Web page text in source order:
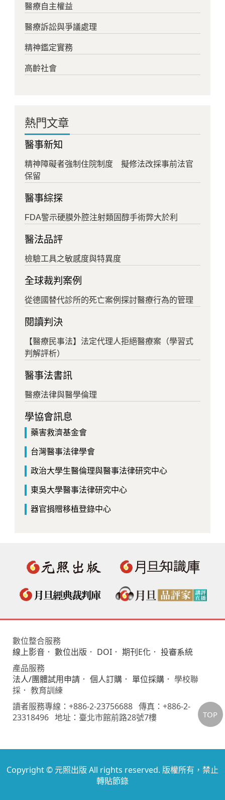
醫療自主權益
醫療訴訟與爭議處理
精神鑑定實務
高齡社會
熱門文章
醫事新知
精神障礙者強制住院制度 擬修法改採事前法官
保留
醫事綜探
FDA警示硬膜外腔注射類固醇手術弊大於利
醫法品評
檢驗工具之敏感度與特異度
全球裁判案例
從德國替代診所的死亡案例探討醫療行為的管理
閱讀判決
【醫療民事法】法定代理人拒絕醫療案（學習式
判解評析）
醫事法書訊
醫療法律與醫學倫理
學協會訊息
藥害救濟基金會
台灣醫事法律學會
政治大學生醫倫理與醫事法律研究中心
東吳大學醫事法律研究中心
器官捐贈移植登錄中心
數位整合服務
線上影音 ． 數位出版 ． DOI ． 期刊E化 ． 投審系統
產品服務
法人/團體試用申請 ． 個人訂購 ． 單位採購 ． 學校聯
採． 教育訓練
讀者服務專線：+886-2-23756688 傳真：+886-2-
23318496 地址：臺北市館前路28號7樓
Copyright © 元照出版 All rights reserved. 版權所有，禁止
轉貼節錄
TOP